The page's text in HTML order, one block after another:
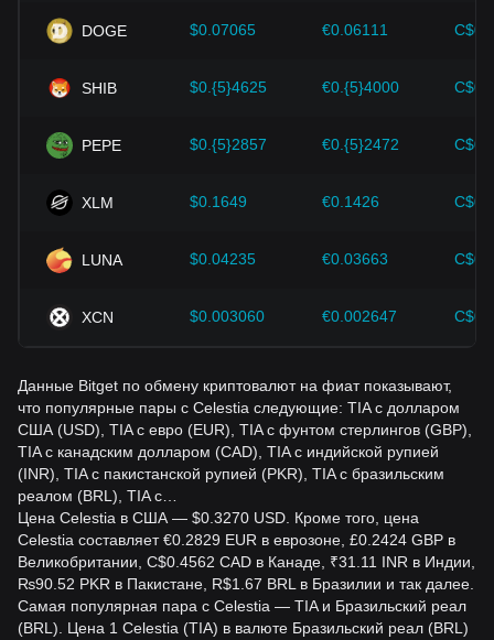
как биткоин.
принимать неверных решений. Учитывая эти факторы,
будущими изменениями цены Celestia и
соответствующим образом корректировать свои
рынка.
DOGE $0.07065 €0.06111
SHIB $0.{5}4625 €0.{5}4000
PEPE $0.{5}2857 €0.{5}2472
XLM $0.1649 €0.1426
LUNA $0.04235 €0.03663
XCN $0.003060 €0.002647
Данные Bitget по обмену криптовалют на фиат показывают,
что популярные пары с Celestia следующие: TIA с долларом
США (USD), TIA с евро (EUR), TIA с фунтом стерлингов (GBP),
TIA с канадским долларом (CAD), TIA с индийской рупией
(INR), TIA с пакистанской рупией (PKR), TIA с бразильским
реалом (BRL), TIA с…
Цена Celestia в США — $0.3270 USD. Кроме того, цена
Celestia составляет €0.2829 EUR в еврозоне, £0.2424 GBP в
Великобритании, C$0.4562 CAD в Канаде, ₹31.11 INR в Индии,
₨90.52 PKR в Пакистане, R$1.67 BRL в Бразилии и так далее.
Самая популярная пара с Celestia — TIA и Бразильский реал
(BRL). Цена 1 Celestia (TIA) в валюте Бразильский реал (BRL)